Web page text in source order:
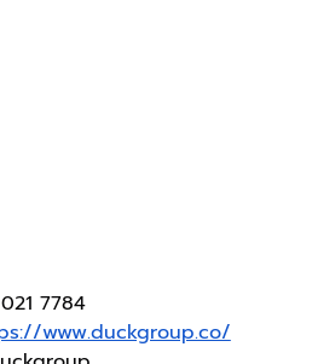
7784
www.duckgroup.co/